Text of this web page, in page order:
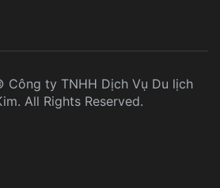
ty TNHH Dịch Vụ Du lịch
All Rights Reserved.